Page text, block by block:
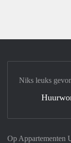
Op Appartementen
Niks leuks